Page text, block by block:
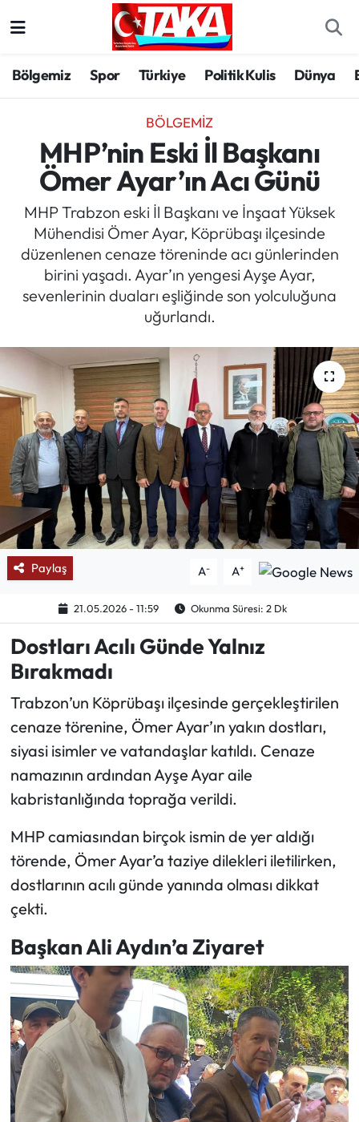
Bölgemiz Spor Türkiye Politik Kulis Dünya
BÖLGEMIZ
MHP’nin Eski İl Başkanı
Ömer Ayar’ın Acı Günü
MHP Trabzon eski İl Başkanı ve İnşaat Yüksek
Mühendisi Ömer Ayar, Köprübaşı ilçesinde
düzenlenen cenaze töreninde acı günlerinden
birini yaşadı. Ayar’ın yengesi Ayşe Ayar,
sevenlerinin duaları eşliğinde son yolculuğuna
uğurlandı.
Paylaş A- A+
21.05.2026 - 11:59 Okunma Süresi: 2 Dk
Dostları Acılı Günde Yalnız
Bırakmadı
Trabzon’un Köprübaşı ilçesinde gerçekleştirilen
cenaze törenine, Ömer Ayar’ın yakın dostları,
siyasi isimler ve vatandaşlar katıldı. Cenaze
namazının ardından Ayşe Ayar aile
kabristanlığında toprağa verildi.
MHP camiasından birçok ismin de yer aldığı
törende, Ömer Ayar’a taziye dilekleri iletilirken,
dostlarının acılı günde yanında olması dikkat
çekti.
Başkan Ali Aydın’a Ziyaret
Spor
Türkiye
Kültür/Sanat
Politika
Politik Kulis
Dünya
Magazin
Mektup Galeri
Röportaj
Manşet
Köşe Yazıları
Karikatür Galeri
Spor Yazıları
Mektup Galeri
Ekonomi
Sağlık
Turizm
Teknoloji
Trabzon Hava Durumu
Trabzon Trafik Yoğunluk Haritası
Süper Lig Puan Durumu ve Fikstür
Tüm Manşetler
Son Dakika Haberleri
Haber Arşivi